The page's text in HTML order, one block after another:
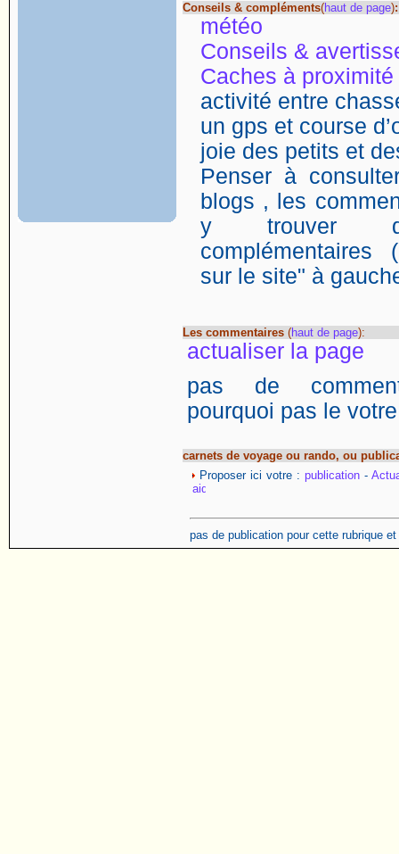
Conseils & compléments(haut de page):
météo
Conseils &
Caches à proximité
activité entre
un gps et course
joie des petits et
Penser à
blogs , les
y trouver
complémentaires
sur le site" à
Les commentaires (haut de page):
actualiser la page
pas de
pourquoi pas le
carnets de voyage ou rando, ou
Proposer ici votre :publication -
pas de publication pour cette rubrique